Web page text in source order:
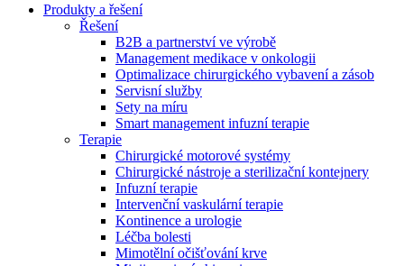
Produktový katalog​
Objevte naše produkty. Navštivte produktový katalog B.
Braun s našim kompletním produktovým portfoliem.
Zůstaňte v dialogu s B. Braun. ​Kontaktujte nás.​
Produkty a řešení
Řešení
B2B a partnerství ve výrobě
Management medikace v onkologii
Optimalizace chirurgického vybavení a zásob
Servisní služby
Sety na míru
Smart management infuzní terapie​
Terapie
Chirurgické motorové systémy
Chirurgické nástroje a sterilizační kontejnery
Infuzní terapie
Intervenční vaskulární terapie
Kontinence a urologie
Léčba bolesti
Mimotělní očišťování krve